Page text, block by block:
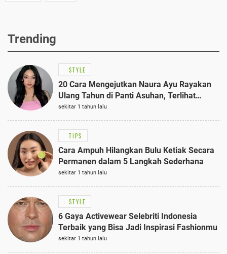
Trending
STYLE
20 Cara Mengejutkan Naura Ayu Rayakan
Ulang Tahun di Panti Asuhan, Terlihat
Anggun dengan Kaftan Cokelat
sekitar 1 tahun lalu
TIPS
Cara Ampuh Hilangkan Bulu Ketiak Secara
Permanen dalam 5 Langkah Sederhana
sekitar 1 tahun lalu
STYLE
6 Gaya Activewear Selebriti Indonesia
Terbaik yang Bisa Jadi Inspirasi Fashionmu
sekitar 1 tahun lalu